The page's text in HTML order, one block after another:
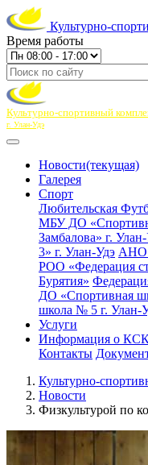
Культурно-
Время работы
Культурно-спортивный
г. Улан-Удэ
Новости(текущая)
Галерея
Спорт
Любительская
МБУ ДО
Замбалова» г.
3» г. Улан-Удэ АНО
РОО «Федерация
Бурятия»
ДО «Спортивная
школа № 5 г. Улан-
Услуги
Информация о
Контакты
Культурно-
Новости
Физкультурой по